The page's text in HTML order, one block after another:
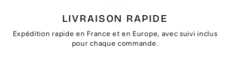
LIVRAISON RAPIDE
Expédition rapide en France et en Europe, avec suivi inclus
pour chaque commande.